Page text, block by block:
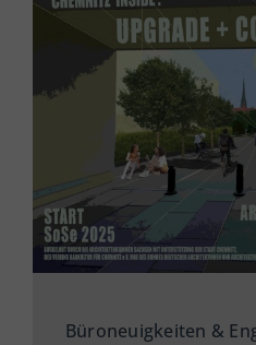
Büroneuigkeiten &